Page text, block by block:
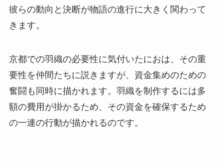
彼らの動向と決断が物語の進行に大きく関わって
きます。
京都での羽織の必要性に気付いたにおは、その重
要性を仲間たちに説きますが、資金集めのための
奮闘も同時に描かれます。羽織を制作するには多
額の費用が掛かるため、その資金を確保するため
の一連の行動が描かれるのです。